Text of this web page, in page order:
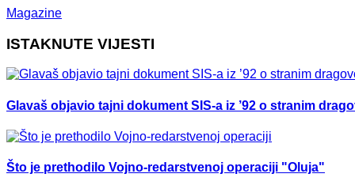
Magazine
ISTAKNUTE VIJESTI
Glavaš objavio tajni dokument SIS-a iz ’92 o stranim
Što je prethodilo Vojno-redarstvenoj operaciji "Oluja"